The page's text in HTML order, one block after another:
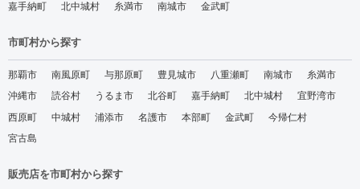
嘉手納町
北中城村 糸満市 南城市 金武町
市町村から探す
那覇市 南風原町 与那原町 豊見城市 八重瀬町 南城市
糸満市
沖縄市
読谷村 うるま市 北谷町 嘉手納町 北中城村
宜野湾市
西原町
中城村 浦添市 名護市 本部町 金武町
今帰仁村
宮古島
販売店を市町村から探す